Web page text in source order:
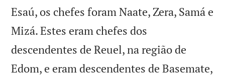
Esaú, os chefes foram Naate, Zera, Samá e
Mizá. Estes eram chefes dos
descendentes de Reuel, na região de
Edom, e eram descendentes de Basemate,